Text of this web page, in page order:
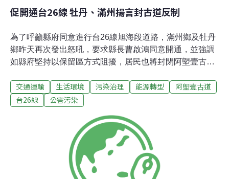
促開通台26線 牡丹、滿州揚言封古道反制
為了呼籲縣府同意進行台26線旭海段道路，滿州鄉及牡丹
鄉昨天再次發出怒吼，要求縣長曹啟鴻同意開通，並強調
如縣府堅持以保留區方式阻擾，居民也將封閉阿塱壹古
丹鄉代表會12日同時召開臨時會，提案向地檢署控告縣府
相關人員涉嫌偽造文書，並通報內政部請求行政救濟，號
府的霸凌行為。目前阿塱壹古道被縣府公告為暫訂自然地
景保留區，並根據文化資產保存法提出「動植物生態調
查」和「自然地景調查」兩項調查申請，調查期6個月，
必要時可再展延6個月，直接導致環評通過的台26線開通
計畫無法進行。滿州鄉代表會主席鐘振文及牡丹鄉代表會
交通運輸 生活環境 污染治理 能源轉型
阿塱壹古道
台26線
公害污染